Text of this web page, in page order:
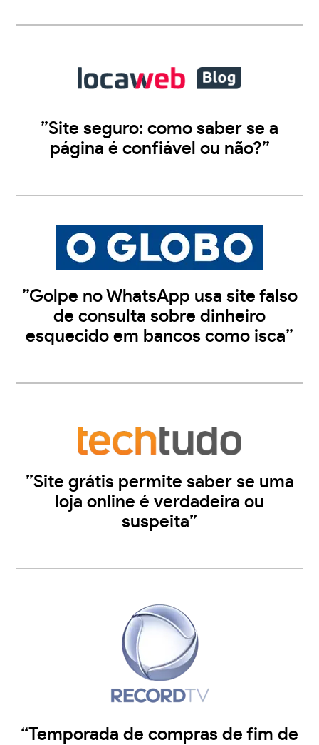
”Site seguro: como saber se a
página é confiável ou não?”
”Golpe no WhatsApp usa site falso
de consulta sobre dinheiro
esquecido em bancos como isca”
”Site grátis permite saber se uma
loja online é verdadeira ou
suspeita”
“Temporada de compras de fim de